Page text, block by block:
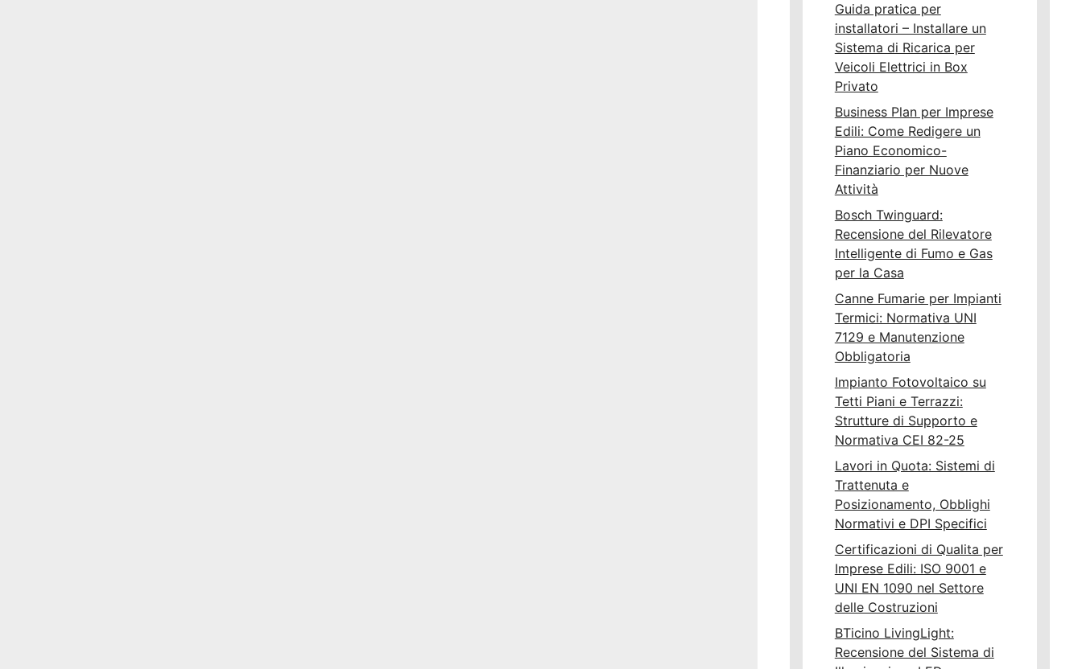
Guida pratica per
installatori – Installare un
Sistema di Ricarica per
Veicoli Elettrici in Box
Privato
Business Plan per Imprese
Edili: Come Redigere un
Piano Economico-
Finanziario per Nuove
Attività
Bosch Twinguard:
Recensione del Rilevatore
Intelligente di Fumo e Gas
per la Casa
Canne Fumarie per Impianti
Termici: Normativa UNI
7129 e Manutenzione
Obbligatoria
Impianto Fotovoltaico su
Tetti Piani e Terrazzi:
Strutture di Supporto e
Normativa CEI 82-25
Lavori in Quota: Sistemi di
Trattenuta e
Posizionamento, Obblighi
Normativi e DPI Specifici
Certificazioni di Qualita per
Imprese Edili: ISO 9001 e
UNI EN 1090 nel Settore
delle Costruzioni
BTicino LivingLight:
Recensione del Sistema di